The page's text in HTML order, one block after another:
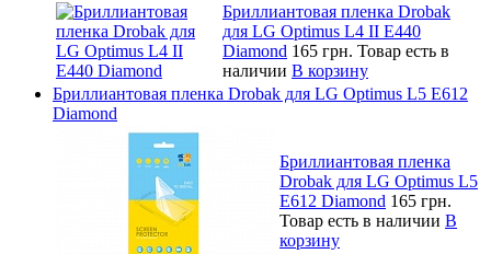
Бриллиантовая пленка Drobak
для LG Optimus L4 II E440
Diamond 165 грн. Товар есть в
наличии В корзину
Бриллиантовая пленка Drobak для LG Optimus L5 E612
Diamond
Бриллиантовая пленка
Drobak для LG Optimus L5
E612 Diamond 165 грн.
Товар есть в наличии В
корзину